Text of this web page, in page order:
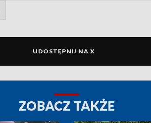
UDOSTĘPNIJ NA X
ZOBACZ TAKŻE